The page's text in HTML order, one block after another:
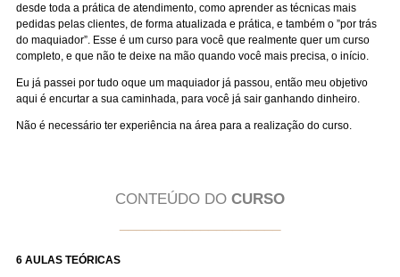
desde toda a prática de atendimento, como aprender as técnicas mais
pedidas pelas clientes, de forma atualizada e prática, e também o ”por trás
do maquiador”. Esse é um curso para você que realmente quer um curso
completo, e que não te deixe na mão quando você mais precisa, o início.
Eu já passei por tudo oque um maquiador já passou, então meu objetivo
aqui é encurtar a sua caminhada, para você já sair ganhando dinheiro.
Não é necessário ter experiência na área para a realização do curso.
CONTEÚDO DO CURSO
6 AULAS TEÓRICAS